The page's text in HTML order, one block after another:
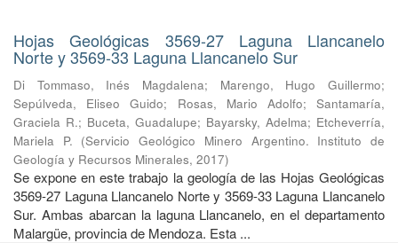
Hojas Geológicas 3569-27 Laguna Llancanelo
Norte y 3569-33 Laguna Llancanelo Sur
Di Tommaso, Inés Magdalena; Marengo, Hugo Guillermo;
Sepúlveda, Eliseo Guido; Rosas, Mario Adolfo;Santamaría,
Graciela R.; Buceta, Guadalupe; Bayarsky, Adelma; Etcheverría,
Mariela P. (Servicio Geológico Minero Argentino. Instituto de
Geología y Recursos Minerales, 2017)
Se expone en este trabajo la geología de las Hojas Geológicas
3569-27 Laguna Llancanelo Norte y 3569-33 Laguna Llancanelo
Sur. Ambas abarcan la laguna Llancanelo, en el departamento
Malargüe, provincia de Mendoza. Esta ...